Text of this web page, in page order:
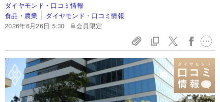
ダイヤモンド・口コミ情報
食品・農業
ダイヤモンド・口コミ情報
2026年6月26日 5:30
会員限定